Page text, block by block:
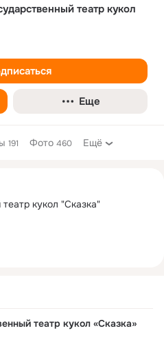
театр кукол
Еще
191 Фото 460 Ещё
театр кукол «Сказка»
кукол "Сказка"